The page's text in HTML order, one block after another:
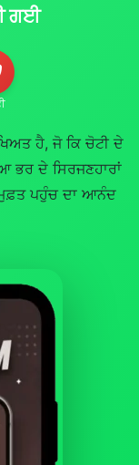
ਗਈ
ਹੈ, ਜੋ ਕਿ ਚੋਟੀ ਦੇ
ਭਰ ਦੇ ਸਿਰਜਣਹਾਰਾਂ
ਮੁਫ਼ਤ ਪਹੁੰਚ ਦਾ ਆਨੰਦ